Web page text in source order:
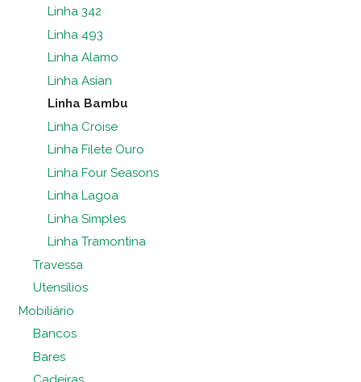
Linha 342
Linha 493
Linha Alamo
Linha Asian
Linha Bambu
Linha Croise
Linha Filete Ouro
Linha Four Seasons
Linha Lagoa
Linha Simples
Linha Tramontina
Travessa
Utensílios
Mobiliário
Bancos
Bares